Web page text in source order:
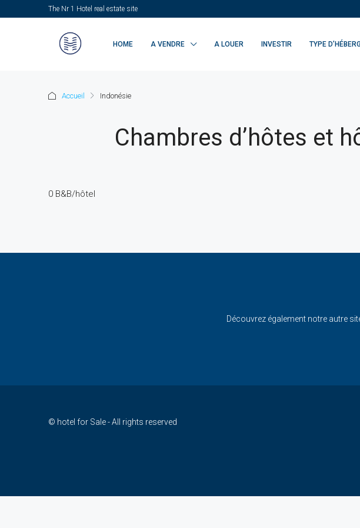
The Nr 1 Hotel real estate site
HOME A VENDRE A LOUER INVESTIR TYPE
Accueil Indonésie
Chambres d’hôtes et
0 B&B/hôtel
Découvrez également notre autre
© hotel for Sale - All rights reserved